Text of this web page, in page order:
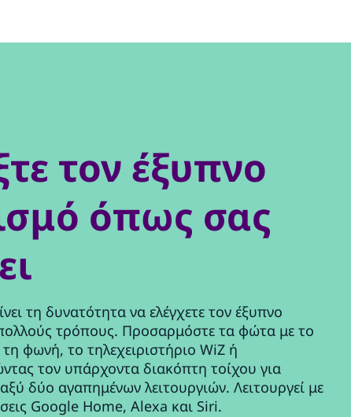
τον έξυπνο
όπως σας
τη δυνατότητα να ελέγχετε τον έξυπνο
τρόπους. Προσαρμόστε τα φώτα με το
φωνή, το τηλεχειριστήριο WiZ ή
τον υπάρχοντα διακόπτη τοίχου για
δύο αγαπημένων λειτουργιών. Λειτουργεί με
Google Home, Alexa και Siri.